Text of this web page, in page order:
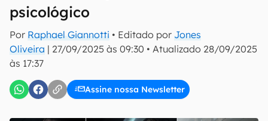
psicológico
Por Raphael Giannotti • Editado por Jones
Oliveira | 27/09/2025 às 09:30 • Atualizado 28/09/2025
às 17:37
Assine nossa Newsletter
E-mail
Confirmo que li, aceito e concordo com os